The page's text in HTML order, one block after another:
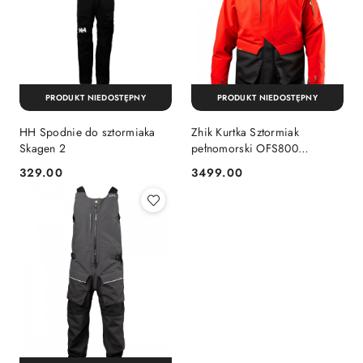
HH Spodnie do sztormiaka
Skagen 2
Cena:
329.00
PRODUKT NIEDOSTĘPNY
Zhik Kurtka Sztormiak
pełnomorski OFS800
Cena:
3499.00
PRODUKT NIEDOSTĘPNY